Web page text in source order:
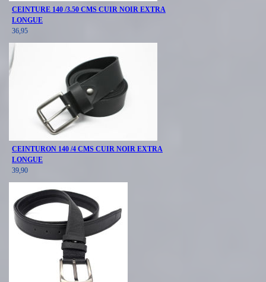
CEINTURE 140 /3.50 CMS CUIR NOIR EXTRA
LONGUE
36,95
CEINTURON 140 /4 CMS CUIR NOIR EXTRA
LONGUE
39,90